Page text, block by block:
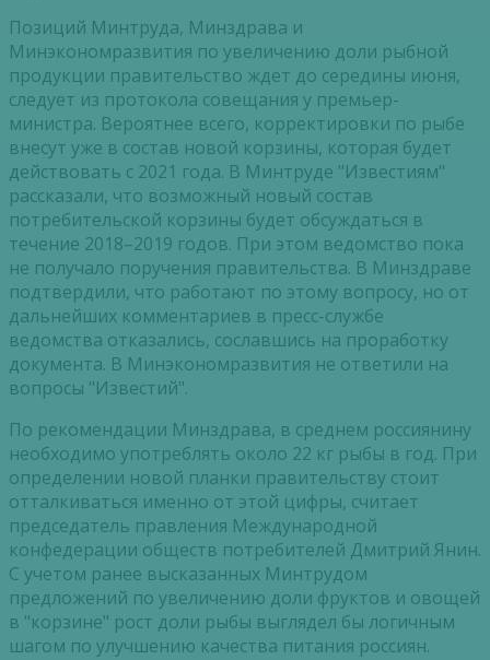
Позиций Минтруда, Минздрава и
Минэкономразвития по увеличению доли рыбной
продукции правительство ждет до середины июня,
следует из протокола совещания у премьер-
министра. Вероятнее всего, корректировки по рыбе
внесут уже в состав новой корзины, которая будет
действовать с 2021 года. В Минтруде "Известиям"
рассказали, что возможный новый состав
потребительской корзины будет обсуждаться в
течение 2018–2019 годов. При этом ведомство пока
не получало поручения правительства. В Минздраве
подтвердили, что работают по этому вопросу, но от
дальнейших комментариев в пресс-службе
ведомства отказались, сославшись на проработку
документа. В Минэкономразвития не ответили на
вопросы "Известий".
По рекомендации Минздрава, в среднем россиянину
необходимо употреблять около 22 кг рыбы в год. При
определении новой планки правительству стоит
отталкиваться именно от этой цифры, считает
председатель правления Международной
конфедерации обществ потребителей Дмитрий Янин.
С учетом ранее высказанных Минтрудом
предложений по увеличению доли фруктов и овощей
в "корзине" рост доли рыбы выглядел бы логичным
шагом по улучшению качества питания россиян.